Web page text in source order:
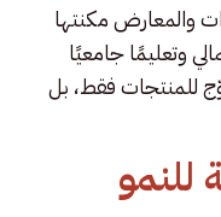
والمعارض مكنتها
وتعليمًا جامعيًا
للمنتجات فقط، بل
للنمو